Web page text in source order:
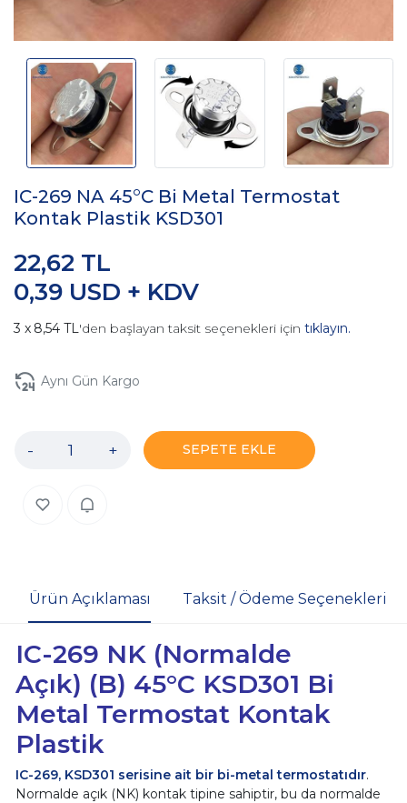
IC-269 NA 45°C Bi Metal Termostat
Kontak Plastik KSD301
0,39 USD + KDV
22,62 TL
8,54 TL'den başlayan taksit seçenekleri için tıklayın.
Aynı Gün Kargo
- + SEPETE EKLE
Ürün Açıklaması Taksit / Ödeme Seçenekleri
IC-269 NK (Normalde
Açık) (B) 45°C KSD301 Bi
Metal Termostat Kontak
Plastik
IC-269, KSD301 serisine ait bir bi-metal termostatıdır.
Normalde açık (NK) kontak tipine sahiptir, bu da normalde